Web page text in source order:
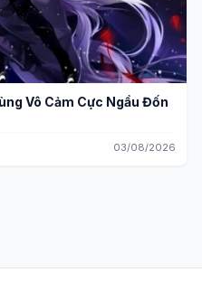
Vô Cảm Cực Ngầu Đốn
03/08/2026